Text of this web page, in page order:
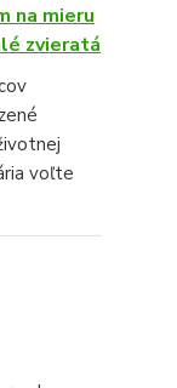
na mieru
zvieratá
voľte